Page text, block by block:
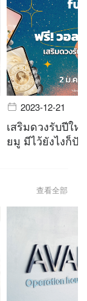
2023-12-21
เสริมดวงรับปีให
ยมู มีไว้ยังไงก็ปัง!
查看全部